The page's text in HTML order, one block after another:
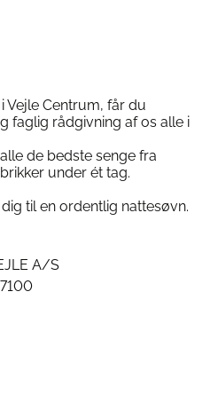
Vejle Centrum, får du
faglig rådgivning af os alle i
de bedste senge fra
under ét tag.
til en ordentlig nattesøvn.
A/S